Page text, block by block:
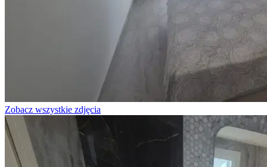
Zobacz wszystkie zdjęcia